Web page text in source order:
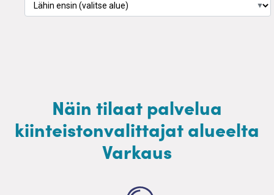
▼
Näin tilaat palvelua
kiinteistonvalittajat alueelta
Varkaus